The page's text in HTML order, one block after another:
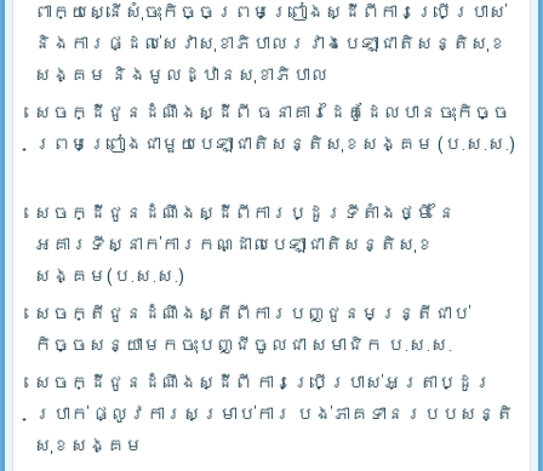
ពាក្យស្នើសុំចុះកិច្ចព្រមព្រៀងស្ដីពីការប្រើប្រាស់
និងការផ្ដល់សេវាសុខាភិបាលរវាងបេឡាជាតិសន្តិសុខ
សង្គម និងមូលដ្ឋានសុខាភិបាល
សេចក្ដីជូនដំណឹងស្ដីពី ធនាគារដៃគូដែលបានចុះកិច្ច
ព្រមព្រៀងជាមួយបេឡាជាតិសន្តិសុខសង្គម (ប.ស.ស.)
សេចក្ដីជូនដំណឹងស្ដីពីការប្ដូរទីតាំងថ្មី នៃ
អគារទីស្នាក់ការកណ្ដាលបេឡាជាតិសន្តិសុខ
សង្គម(ប.ស.ស.)
សេចក្តីជូនដំណឹងស្តីពីការបញ្ជូនមន្រ្តីជាប់
កិច្ចសន្យាមកចុះបញ្ជីចូលជា សមាជិក ប.ស.ស.
សេចក្ដីជូនដំណឹងស្ដីពី ការប្រើប្រាស់អត្រាប្ដូរ
ប្រាក់ ផ្លូវការសម្រាប់ការ បង់ភាគទានរបបសន្តិ
សុខសង្គម